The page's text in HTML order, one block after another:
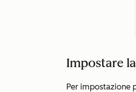
Impostare
Per impostazione